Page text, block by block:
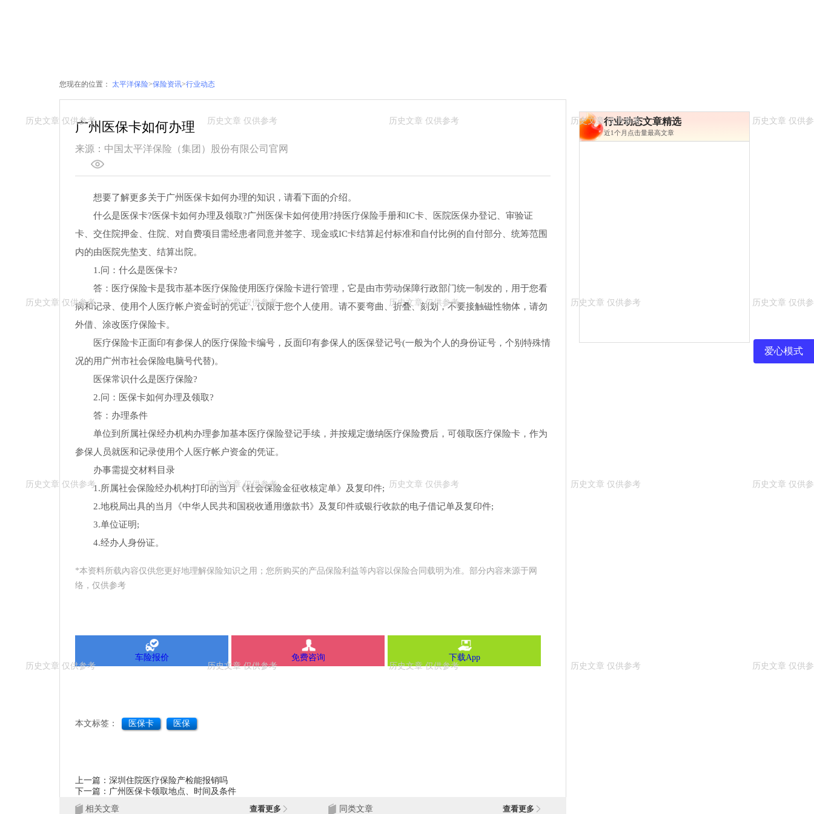
您现在的位置： 太平洋保险>保险资讯>行业动态
广州医保卡如何办理
来源：中国太平洋保险（集团）股份有限公司官网
想要了解更多关于广州医保卡如何办理的知识，请看下面的介绍。
什么是医保卡?医保卡如何办理及领取?广州医保卡如何使用?持医疗保险手册和IC卡、医院医保办登记、审验证
卡、交住院押金、住院、对自费项目需经患者同意并签字、现金或IC卡结算起付标准和自付比例的自付部分、统筹范围
内的由医院先垫支、结算出院。
1.问：什么是医保卡?
答：医疗保险卡是我市基本医疗保险使用医疗保险卡进行管理，它是由市劳动保障行政部门统一制发的，用于您看
病和记录、使用个人医疗帐户资金时的凭证，仅限于您个人使用。请不要弯曲、折叠、刻划，不要接触磁性物体，请勿
外借、涂改医疗保险卡。
医疗保险卡正面印有参保人的医疗保险卡编号，反面印有参保人的医保登记号(一般为个人的身份证号，个别特殊情
况的用广州市社会保险电脑号代替)。
医保常识什么是医疗保险?
2.问：医保卡如何办理及领取?
答：办理条件
单位到所属社保经办机构办理参加基本医疗保险登记手续，并按规定缴纳医疗保险费后，可领取医疗保险卡，作为
参保人员就医和记录使用个人医疗帐户资金的凭证。
办事需提交材料目录
1.所属社会保险经办机构打印的当月《社会保险金征收核定单》及复印件;
2.地税局出具的当月《中华人民共和国税收通用缴款书》及复印件或银行收款的电子借记单及复印件;
3.单位证明;
4.经办人身份证。
*本资料所载內容仅供您更好地理解保险知识之用；您所购买的产品保险利益等内容以保险合同载明为准。部分内容来源于网
络，仅供参考
车险报价 免费咨询 下载App
本文标签： 医保卡 医保
上一篇：深圳住院医疗保险产检能报销吗
下一篇：广州医保卡领取地点、时间及条件
相关文章
查看更多 同类文章 查看更多
行业动态文章精选
近1个月点击量最高文章
爱心模式